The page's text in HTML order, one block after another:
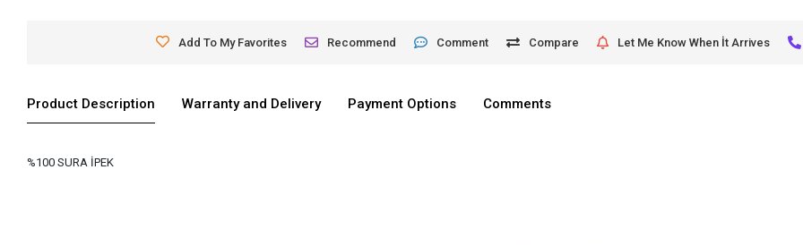
Add To My Favorites Recommend Comment Compare Let Me Know When İt Arrives
Product Description Warranty and Delivery Payment Options Comments
%100 SURA İPEK